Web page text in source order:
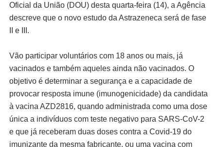
Oficial da União (DOU) desta quarta-feira (14), a Agência
descreve que o novo estudo da Astrazeneca será de fase
II e III.
Vão participar voluntários com 18 anos ou mais, já
vacinados e também aqueles ainda não vacinados. O
objetivo é determinar a segurança e a capacidade de
provocar resposta imune (imunogenicidade) da candidata
à vacina AZD2816, quando administrada como uma dose
única a indivíduos com teste negativo para SARS-CoV-2
e que já receberam duas doses contra a Covid-19 do
imunizante da mesma fabricante, ou uma vacina com